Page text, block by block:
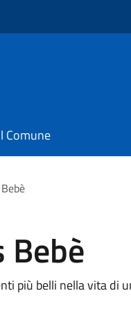
Comune
Bebè
più belli nella vita di